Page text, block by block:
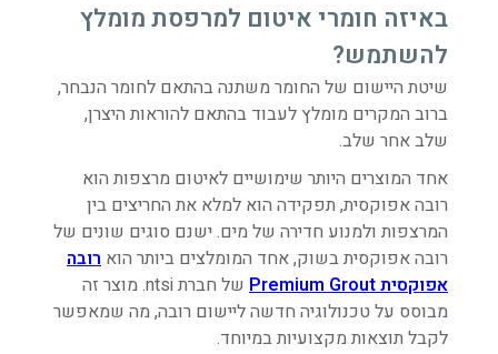
באיזה חומרי איטום למרפסת מומלץ
להשתמש?
שיטת היישום של החומר משתנה בהתאם לחומר הנבחר,
ברוב המקרים מומלץ לעבוד בהתאם להוראות היצרן,
שלב אחר שלב.
אחד המוצרים היותר שימושיים לאיטום מרצפות הוא
רובה אפוקסית, תפקידה הוא למלא את החריצים בין
המרצפות ולמנוע חדירה של מים. ישנם סוגים שונים של
רובה אפוקסית בשוק, אחד המומלצים ביותר הוא רובה
אפוקסית Premium Grout
של חברת ntsi. מוצר זה
מבוסס על טכנולוגיה חדשה ליישום רובה, מה שמאפשר
לקבל תוצאות מקצועיות במיוחד.